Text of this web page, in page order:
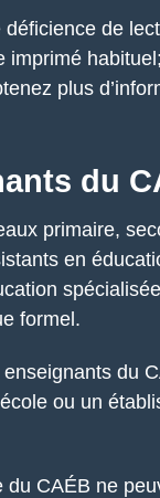
de
imprimé
plus
du
primaire,
en
formel.
du
ou un
CAÉB ne